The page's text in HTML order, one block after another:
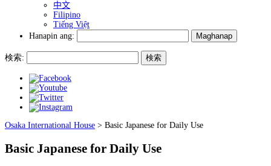
中文
Filipino
Tiếng Việt
Hanapin ang:
検索:
Osaka International House > Basic Japanese for Daily Use
Basic Japanese for Daily Use